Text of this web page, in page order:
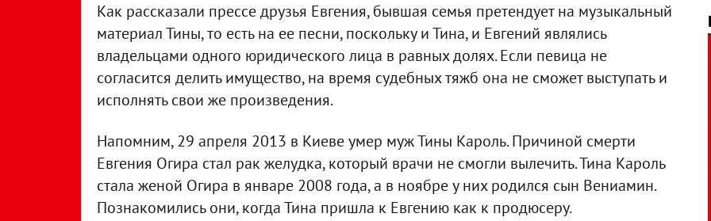
Как рассказали прессе друзья Евгения, бывшая семья претендует на музыкальный
материал Тины, то есть на ее песни, поскольку и Тина, и Евгений являлись
владельцами одного юридического лица в равных долях. Если певица не
согласится делить имущество, на время судебных тяжб она не сможет выступать и
исполнять свои же произведения.
Напомним, 29 апреля 2013 в Киеве умер муж Тины Кароль. Причиной смерти
Евгения Огира стал рак желудка, который врачи не смогли вылечить. Тина Кароль
стала женой Огира в январе 2008 года, а в ноябре у них родился сын Вениамин.
Познакомились они, когда Тина пришла к Евгению как к продюсеру.